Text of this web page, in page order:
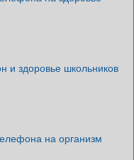
и здоровье школьников
на организм